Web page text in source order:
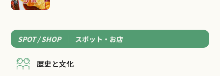
SPOT / SHOP スポット・お店
歴史と文化